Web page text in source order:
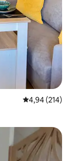
Keskmine
4,94 (214)